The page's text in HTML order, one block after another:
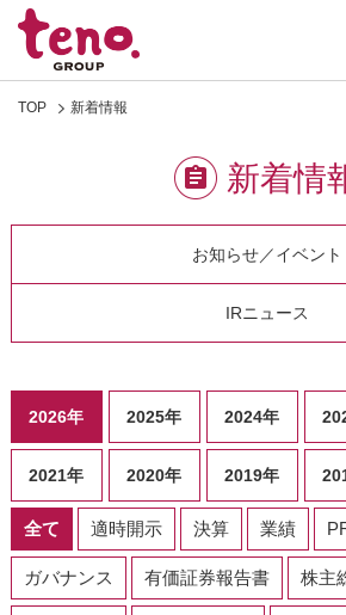
TOP 新着情報
新着情
お知らせ／イベント
IRニュース
2026年 2025年 2024年
2021年 2020年 2019年
全て 適時開示 決算 業績
ガバナンス 有価証券報告書 株主